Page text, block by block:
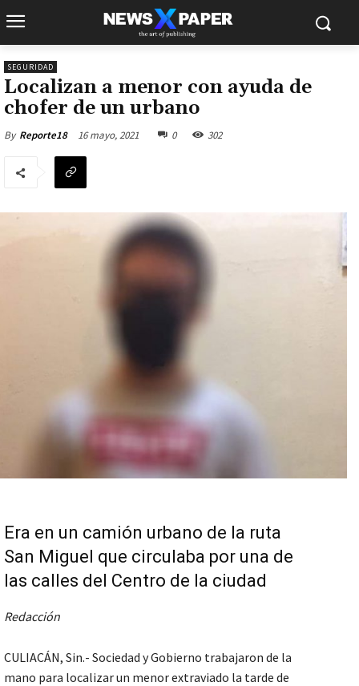
SEGURIDAD
Localizan a menor con ayuda de
chofer de un urbano
By Reporte18 16 mayo, 2021 0 302
Era en un camión urbano de la ruta
San Miguel que circulaba por una de
las calles del Centro de la ciudad
Redacción
CULIACÁN, Sin.- Sociedad y Gobierno trabajaron de la
mano para localizar un menor extraviado la tarde de